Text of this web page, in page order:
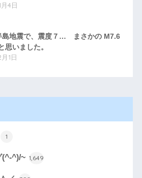
4日
島地震で、震度７… まさかの M7.6
思いました。
1日
1
(^-^)/~ 1,649